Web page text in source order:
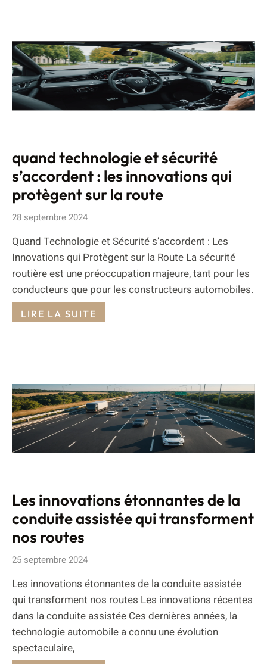
quand technologie et sécurité
s’accordent : les innovations qui
protègent sur la route
28 septembre 2024
Quand Technologie et Sécurité s’accordent : Les
Innovations qui Protègent sur la Route La sécurité
routière est une préoccupation majeure, tant pour les
conducteurs que pour les constructeurs automobiles.
LIRE LA SUITE
Les innovations étonnantes de la
conduite assistée qui transforment
nos routes
25 septembre 2024
Les innovations étonnantes de la conduite assistée
qui transforment nos routes Les innovations récentes
dans la conduite assistée Ces dernières années, la
technologie automobile a connu une évolution
spectaculaire,